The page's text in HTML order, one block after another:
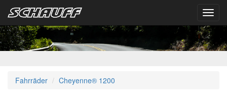
Fahrräder Cheyenne® 1200